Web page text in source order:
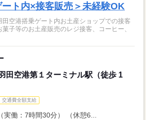
ート内×接客販売＞未経験OK
田空港搭乗ゲート内お土産ショップでの接客
子等のお土産販売のレジ接客、コーヒー、
田空港第１ターミナル駅（徒歩 1
交通費全額支給
働：7時間30分） （休憩6...